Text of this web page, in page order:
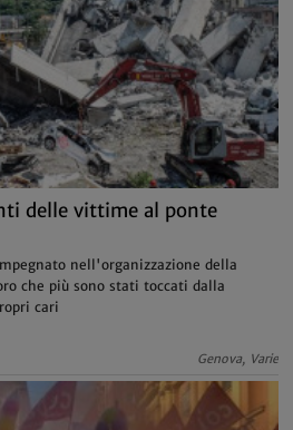
delle vittime al ponte
nell'organizzazione della
che più sono stati toccati dalla
cari
Genova, Varie